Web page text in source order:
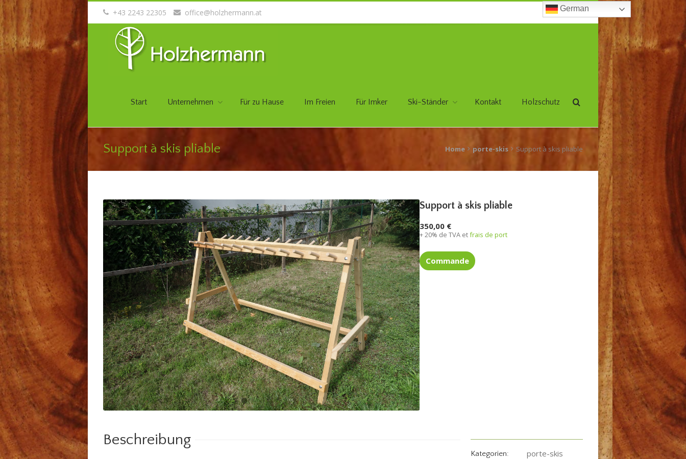
+43 2243 22305 office@holzhermann.at
Start Unternehmen Für zu Hause Im Freien Für Imker Ski-Ständer Kontakt Holzschutz
Support à skis pliable Home porte-skis Support à skis pliable
Support à skis pliable
350,00 €
+ 20% de TVA etfrais de port
Commande
Beschreibung
Kategorien: porte-skis
German